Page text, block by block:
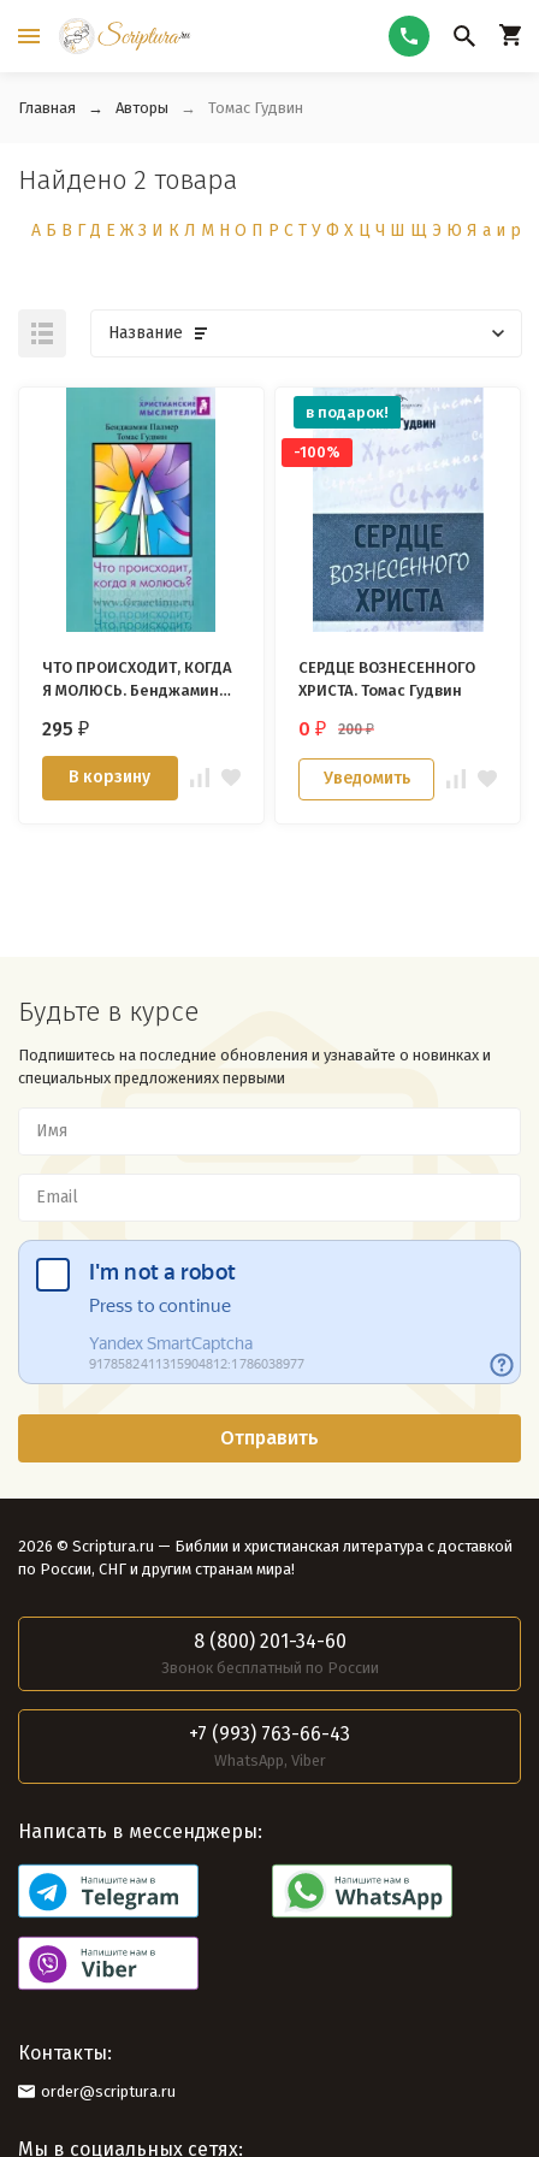
Главная Авторы Томас Гудвин
Найдено 2 товара
А Б В Г Д Е Ж З И К Л М Н О П Р С Т У Ф Х Ц Ч Ш Щ Э Ю Я а и р
Название
ЧТО ПРОИСХОДИТ, КОГДА
Я МОЛЮСЬ. Бенджамин
295₽
В корзину
в подарок!
-100%
СЕРДЦЕ ВОЗНЕСЕННОГО
ХРИСТА. Томас Гудвин
0₽ 200₽
Уведомить
Будьте в курсе
Подпишитесь на последние обновления и узнавайте о новинках и
специальных предложениях первыми
2026 © Scriptura.ru — Библии и христианская литература с доставкой
по России, СНГ и другим странам мира!
8 (800) 201-34-60
Звонок бесплатный по России
+7 (993) 763-66-43
WhatsApp, Viber
Написать в мессенджеры:
Контакты:
order@scriptura.ru
Мы в социальных сетях: